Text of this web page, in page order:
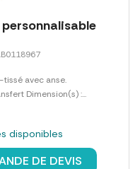
avec anse.
Dimension(s) :...
disponibles
DE DEVIS